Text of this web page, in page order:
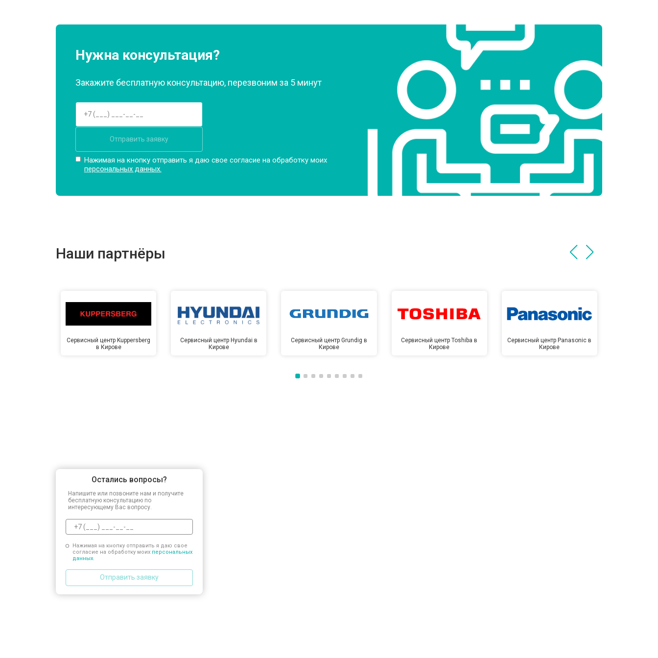
Нужна консультация?
Закажите бесплатную консультацию, перезвоним за 5 минут
Отправить заявку
Нажимая на кнопку отправить я даю свое согласие на обработку моих
персональных данных.
Наши партнёры
Сервисный центр Kuppersberg
в Кирове
Сервисный центр Hyundai в
Кирове
Сервисный центр Grundig в
Кирове
Сервисный центр Toshiba в
Кирове
Сервисный центр Panasonic в
Кирове
Остались вопросы?
Напишите или позвоните нам и получите
бесплатную консультацию по
интересующему Вас вопросу.
Нажимая на кнопку отправить я даю свое
согласие на обработку моих персональных
данных.
Отправить заявку